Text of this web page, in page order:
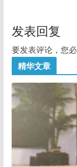
发表回复
要发表评论，您
精华文章